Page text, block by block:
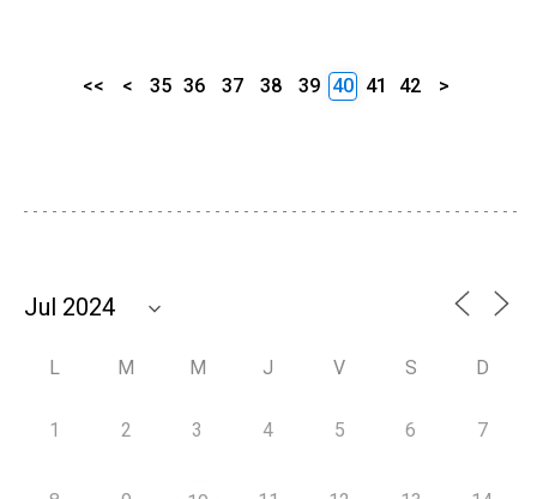
<< < 35 36 37 38 39 40 41 42 >
L M M J V S D
1 2 3 4 5 6 7